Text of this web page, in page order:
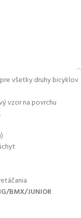
všetky druhy bicyklov
vzor na povrchu
BMX/JUNIOR